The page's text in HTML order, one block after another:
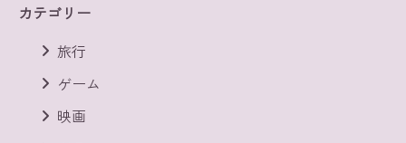
カテゴリー
旅行
ゲーム
映画